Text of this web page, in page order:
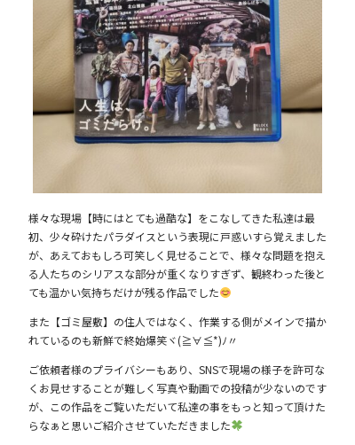
様々な現場【時にはとても過酷な】をこなしてきた私達は最
初、少々砕けたパラダイスという表現に戸惑いすら覚えました
が、あえておもしろ可笑しく見せることで、様々な問題を抱え
る人たちのシリアスな部分が重くなりすぎず、観終わった後と
ても温かい気持ちだけが残る作品でした
また【ゴミ屋敷】の住人ではなく、作業する側がメインで描か
れているのも新鮮で終始爆笑ヾ(≧∀≦*)ﾉ〃
ご依頼者様のプライバシーもあり、SNSで現場の様子を許可な
くお見せすることが難しく写真や動画での投稿が少ないのです
が、この作品をご覧いただいて私達の事をもっと知って頂けた
らなぁと思いご紹介させていただきました